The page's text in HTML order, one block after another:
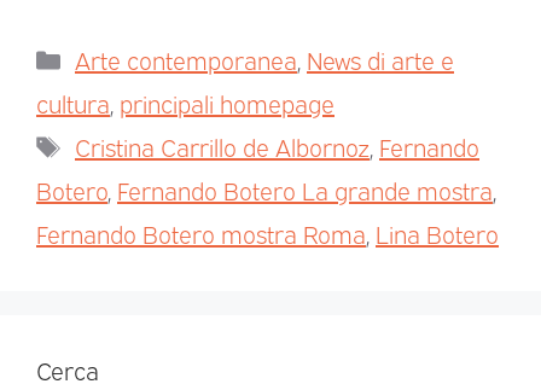
Arte contemporanea News di arte e
cultura principali homepage
Cristina Carrillo de Albornoz Fernando
Botero Fernando Botero La grande mostra
Fernando Botero mostra Roma Lina Botero
Cerca